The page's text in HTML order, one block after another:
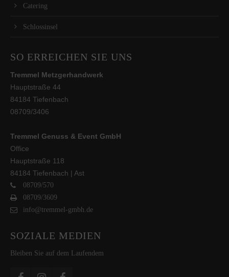
Catering
Schlossinsel
SO ERREICHEN SIE UNS
Tremmel Metzgerhandwerk
Hauptstraße 44
84184 Tiefenbach
08709/3406
Tremmel Genuss & Event GmbH
Office
Hauptstraße 118
84184 Tiefenbach | Ast
08709/570
08709/3609
info@tremmel-gmbh.de
SOZIALE MEDIEN
Bleiben Sie auf dem Laufendem